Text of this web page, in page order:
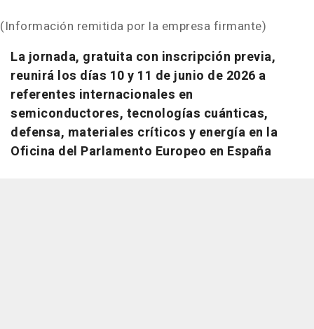
(Información remitida por la empresa firmante)
La jornada, gratuita con inscripción previa,
reunirá los días 10 y 11 de junio de 2026 a
referentes internacionales en
semiconductores, tecnologías cuánticas,
defensa, materiales críticos y energía en la
Oficina del Parlamento Europeo en España